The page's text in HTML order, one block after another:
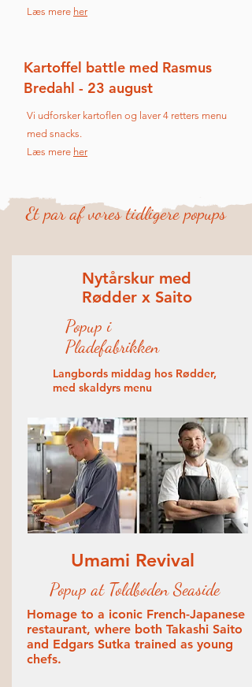
Læs mere her
Kartoffel battle med Rasmus
Bredahl - 23 august
Vi udforsker kartoflen og laver 4 retters menu
med snacks.
Læs mere her
Et par af vores tidligere popups
Nytårskur med
Rødder x Saito
Popup i
Pladefabrikken
Langbords middag hos Rødder,
med skaldyrs menu
Umami Revival
Popup at Toldboden Seaside
Homage to a iconic French-Japanese
restaurant, where both Takashi Saito
and Edgars Sutka trained as young
chefs.